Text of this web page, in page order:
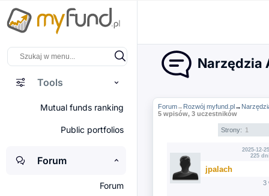
Tools
Mutual funds ranking
Public portfolios
Forum
Forum
Narzędzia
Forum→ Rozwój myfund.pl→
5 wpisów, 3 uczestników
Strony: 1
2025-12-
225
jpalach
3